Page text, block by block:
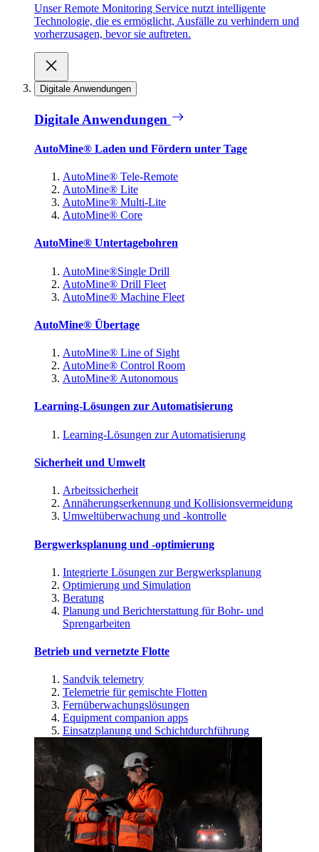
Unser Remote Monitoring Service nutzt intelligente
Technologie, die es ermöglicht, Ausfälle zu verhindern und
vorherzusagen, bevor sie auftreten.
Digitale Anwendungen
Digitale Anwendungen
AutoMine® Laden und Fördern unter Tage
AutoMine® Tele-Remote
AutoMine® Lite
AutoMine® Multi-Lite
AutoMine® Core
AutoMine® Untertagebohren
AutoMine®Single Drill
AutoMine® Drill Fleet
AutoMine® Machine Fleet
AutoMine® Übertage
AutoMine® Line of Sight
AutoMine® Control Room
AutoMine® Autonomous
Learning-Lösungen zur Automatisierung
Learning-Lösungen zur Automatisierung
Sicherheit und Umwelt
Arbeitssicherheit
Annäherungserkennung und Kollisionsvermeidung
Umweltüberwachung und -kontrolle
Bergwerksplanung und -optimierung
Integrierte Lösungen zur Bergwerksplanung
Optimierung und Simulation
Beratung
Planung und Berichterstattung für Bohr- und
Sprengarbeiten
Betrieb und vernetzte Flotte
Sandvik telemetry
Telemetrie für gemischte Flotten
Fernüberwachungslösungen
Equipment companion apps
Einsatzplanung und Schichtdurchführung